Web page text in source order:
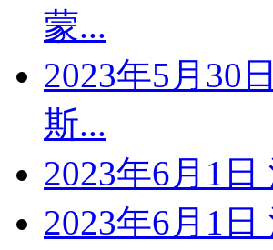
蒙...
2023年5月30
斯...
2023年6月1
2023年6月1